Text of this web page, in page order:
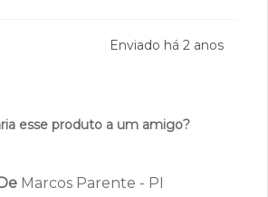
Enviado há 2 anos
esse produto a um amigo?
Marcos Parente - PI